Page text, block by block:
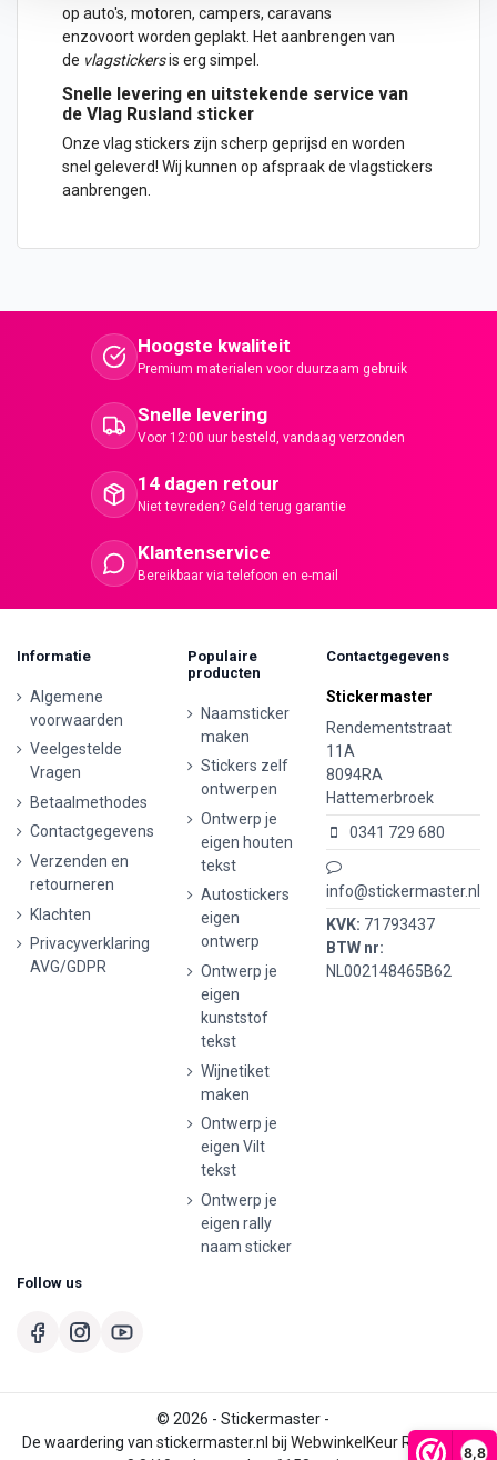
8,8
op auto's, motoren, campers, caravans
enzovoort worden geplakt. Het aanbrengen van
de vlagstickersis erg simpel.
Snelle levering en uitstekende service van
de Vlag Rusland sticker
Onze vlag stickers zijn scherp geprijsd en worden
snel geleverd! Wij kunnen op afspraak de vlagstickers
aanbrengen.
Hoogste kwaliteit
Premium materialen voor duurzaam gebruik
Snelle levering
Voor 12:00 uur besteld, vandaag verzonden
14 dagen retour
Niet tevreden? Geld terug garantie
Klantenservice
Bereikbaar via telefoon en e-mail
Informatie
Algemene
voorwaarden
Veelgestelde
Vragen
Betaalmethodes
Contactgegevens
Verzenden en
retourneren
Klachten
Privacyverklaring
AVG/GDPR
Populaire
producten
Naamsticker
maken
Stickers zelf
ontwerpen
Ontwerp je
eigen houten
tekst
Autostickers
eigen
ontwerp
Ontwerp je
eigen
kunststof
tekst
Wijnetiket
maken
Ontwerp je
eigen Vilt
tekst
Ontwerp je
eigen rally
naam sticker
Contactgegevens
Stickermaster
Rendementstraat
11A
8094RA
Hattemerbroek
0341 729 680
info@stickermaster.nl
KVK: 71793437
BTW nr:
NL002148465B62
Follow us
© 2026 - Stickermaster -
De waardering van stickermaster.nl bij WebwinkelKeur Reviews is